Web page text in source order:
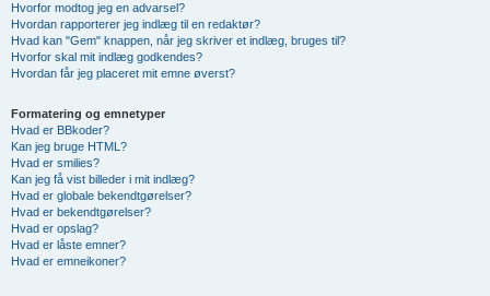
Hvorfor modtog jeg en advarsel?
Hvordan rapporterer jeg indlæg til en redaktør?
Hvad kan "Gem" knappen, når jeg skriver et indlæg, bruges til?
Hvorfor skal mit indlæg godkendes?
Hvordan får jeg placeret mit emne øverst?
Formatering og emnetyper
Hvad er BBkoder?
Kan jeg bruge HTML?
Hvad er smilies?
Kan jeg få vist billeder i mit indlæg?
Hvad er globale bekendtgørelser?
Hvad er bekendtgørelser?
Hvad er opslag?
Hvad er låste emner?
Hvad er emneikoner?